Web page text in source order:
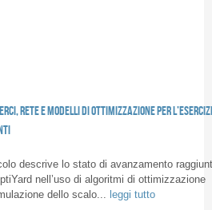
rete e modelli di ottimizzazione per
descrive lo stato di avanzamento
nell’uso di algoritmi di ottimizzazione
dello scalo... leggi tutto